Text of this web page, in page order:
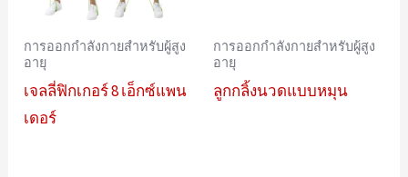
การออกกำลังกายสำหรับผู้สูง
อายุ
เจลลี่ฟิกเกอร์ 8 เอ็กซ์แพน
เดอร์
การออกกำลังกายสำหรับผู้สูง
อายุ
ลูกกลิ้งนวดแบบหมุน